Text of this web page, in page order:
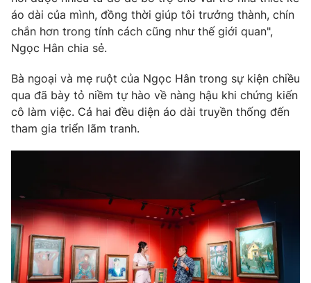
áo dài của mình, đồng thời giúp tôi trưởng thành, chín
chắn hơn trong tính cách cũng như thế giới quan",
Ngọc Hân chia sẻ.
Bà ngoại và mẹ ruột của Ngọc Hân trong sự kiện chiều
qua đã bày tỏ niềm tự hào về nàng hậu khi chứng kiến
cô làm việc. Cả hai đều diện áo dài truyền thống đến
tham gia triển lãm tranh.